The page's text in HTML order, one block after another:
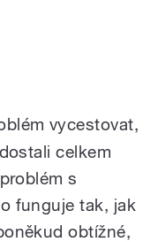
vycestovat,
celkem
s
funguje tak, jak
obtížné,